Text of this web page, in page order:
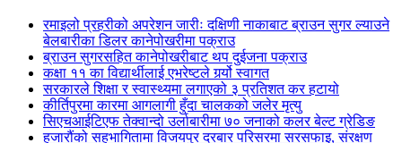
रमाइलो प्रहरीको अपरेशन जारीः दक्षिणी नाकाबाट ब्राउन सुगर ल्याउने
बेलबारीका डिलर कानेपोखरीमा पक्राउ
ब्राउन सुगरसहित कानेपोखरीबाट थप दुईजना पक्राउ
कक्षा ११ का विद्यार्थीलाई एभरेष्टले गर्र्यो स्वागत
सरकारले शिक्षा र स्वास्थ्यमा लगाएको ३ प्रतिशत कर हटायो
कीर्तिपुरमा कारमा आगलागी हुँदा चालकको जलेर मृत्यु
सिएचआईटिएफ तेक्वान्दो उर्लाबारीमा ७० जनाको कलर बेल्ट ग्रेडिङ
हजारौंको सहभागितामा विजयपुर दरबार परिसरमा सरसफाइ, संरक्षण